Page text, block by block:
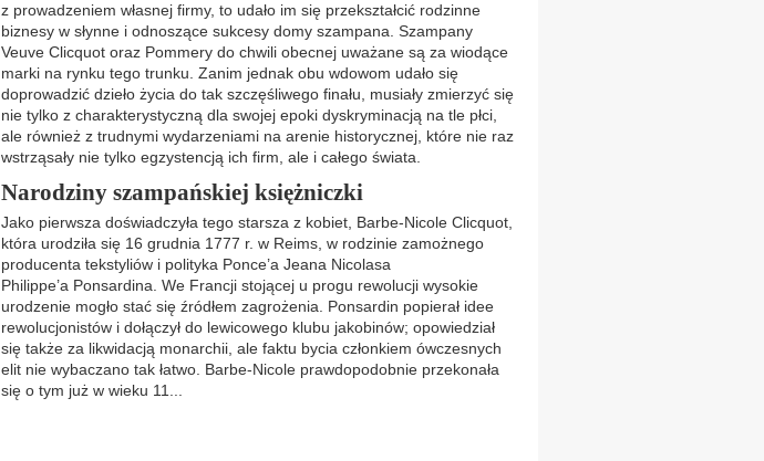
z prowadzeniem własnej firmy, to udało im się przekształcić rodzinne
biznesy w słynne i odnoszące sukcesy domy szampana. Szampany
Veuve Clicquot oraz Pommery do chwili obecnej uważane są za wiodące
marki na rynku tego trunku. Zanim jednak obu wdowom udało się
doprowadzić dzieło życia do tak szczęśliwego finału, musiały zmierzyć się
nie tylko z charakterystyczną dla swojej epoki dyskryminacją na tle płci,
ale również z trudnymi wydarzeniami na arenie historycznej, które nie raz
wstrząsały nie tylko egzystencją ich firm, ale i całego świata.
Narodziny szampańskiej księżniczki
Jako pierwsza doświadczyła tego starsza z kobiet, Barbe-Nicole Clicquot,
która urodziła się 16 grudnia 1777 r. w Reims, w rodzinie zamożnego
producenta tekstyliów i polityka Ponce’a Jeana Nicolasa
Philippe’a Ponsardina. We Francji stojącej u progu rewolucji wysokie
urodzenie mogło stać się źródłem zagrożenia. Ponsardin popierał idee
rewolucjonistów i dołączył do lewicowego klubu jakobinów; opowiedział
się także za likwidacją monarchii, ale faktu bycia członkiem ówczesnych
elit nie wybaczano tak łatwo. Barbe-Nicole prawdopodobnie przekonała
się o tym już w wieku 11...